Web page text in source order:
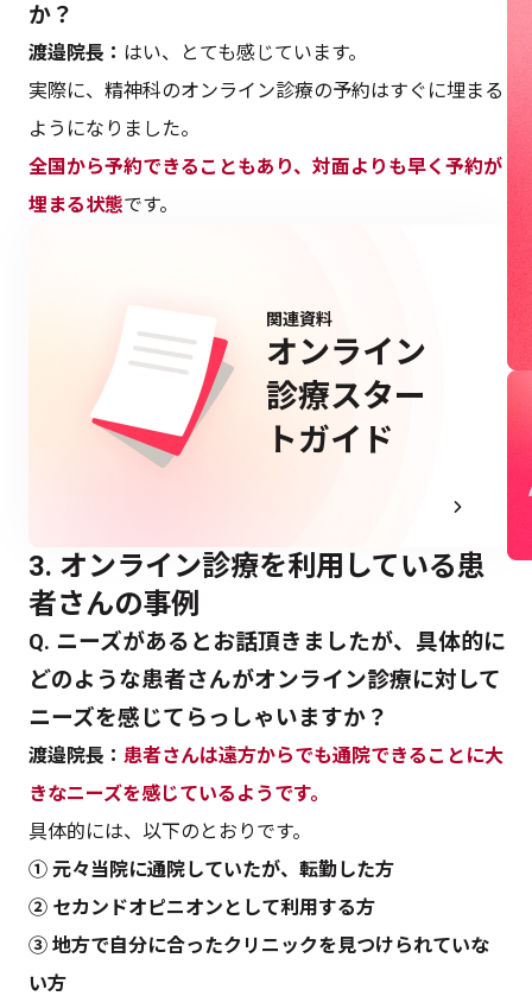
か？
渡邉院長： はい、とても感じています。
実際に、精神科のオンライン診療の予約はすぐに埋まる
ようになりました。
全国から予約できることもあり、対面よりも早く予約が
埋まる状態です。
関連資料
オンライン
診療スター
トガイド
3. オンライン診療を利用している患
者さんの事例
Q. ニーズがあるとお話頂きましたが、具体的に
どのような患者さんがオンライン診療に対して
ニーズを感じてらっしゃいますか？
渡邉院長： 患者さんは遠方からでも通院できることに大
きなニーズを感じているようです。
具体的には、以下のとおりです。
① 元々当院に通院していたが、転勤した方
② セカンドオピニオンとして利用する方
③ 地方で自分に合ったクリニックを見つけられていな
い方